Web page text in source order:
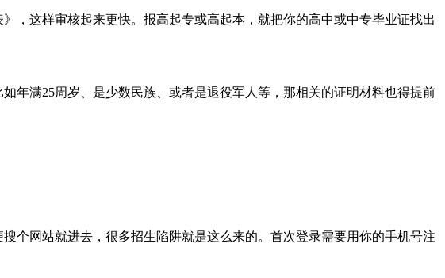
这样审核起来更快。报高起专或高起本，就把你的高中或中专毕业证找出
满25周岁、是少数民族、或者是退役军人等，那相关的证明材料也得提前
网站就进去，很多招生陷阱就是这么来的。首次登录需要用你的手机号注